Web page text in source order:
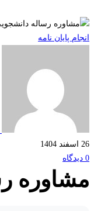
پایان نامه